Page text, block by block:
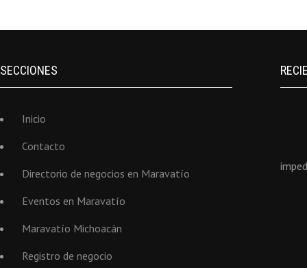
SECCIONES
Inicio
Contacto
Directorio de negocios en Maravatío
Eventos en Maravatío
Maravatío Michoacán
Registro de negocio